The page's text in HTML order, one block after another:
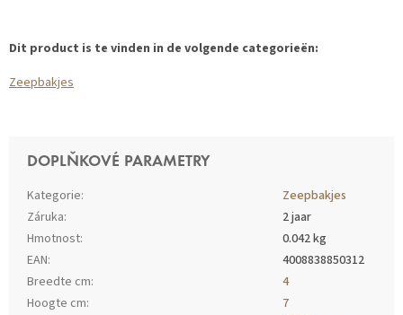
Dit product is te vinden in de volgende categorieën:
Zeepbakjes
DOPLŇKOVÉ PARAMETRY
Kategorie:
Zeepbakjes
Záruka:
2 jaar
Hmotnost:
0.042 kg
EAN:
4008838850312
Breedte cm:
4
Hoogte cm: 7